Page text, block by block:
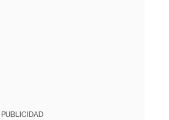
PUBLICIDAD